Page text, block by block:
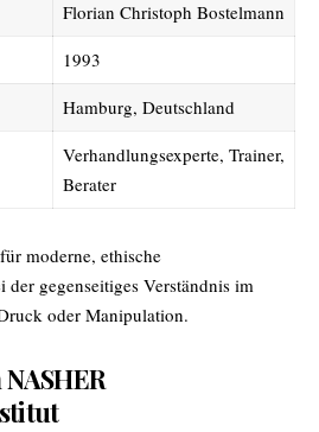
Florian Christoph Bostelmann
1993
Hamburg, Deutschland
Verhandlungsexperte, Trainer,
Berater
moderne, ethische
gegenseitiges Verständnis im
oder Manipulation.